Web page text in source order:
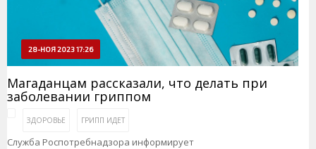
28-НОЯ 2023 17:26
Магаданцам рассказали, что делать при
заболевании гриппом
ЗДОРОВЬЕ ГРИПП ИДЕТ
Служба Роспотребнадзора информирует